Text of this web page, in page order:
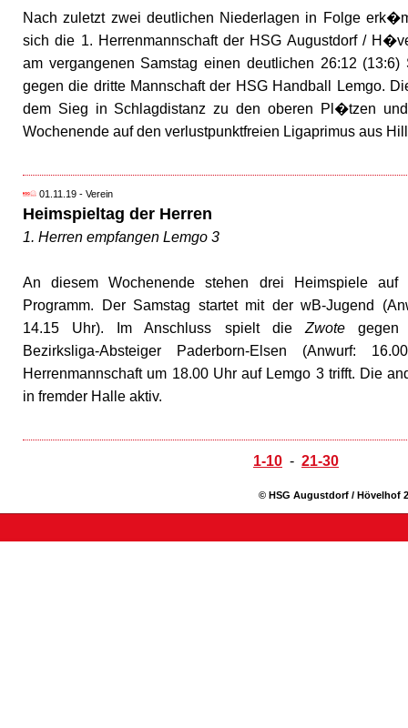
Nach zuletzt zwei deutlichen Niederlagen in Folge
sich die 1. Herrenmannschaft der HSG Augustdorf /
am vergangenen Samstag einen deutlichen 26:12 (13:6)
gegen die dritte Mannschaft der HSG Handball Lemgo.
dem Sieg in Schlagdistanz zu den oberen Pl�tzen
Wochenende auf den verlustpunktfreien Ligaprimus aus
01.11.19 - Verein
Heimspieltag der Herren
1. Herren empfangen Lemgo 3
An diesem Wochenende stehen drei Heimspiele auf
Programm. Der Samstag startet mit der wB-Jugend
14.15 Uhr). Im Anschluss spielt die Zwotegegen
Bezirksliga-Absteiger Paderborn-Elsen (Anwurf:
Herrenmannschaft um 18.00 Uhr auf Lemgo 3 trifft. Die
in fremder Halle aktiv.
1-10 - 21-30
© HSG Augustdorf / Hövelhof